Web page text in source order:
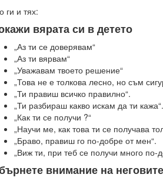
ги и тях:
вярата си в детето
„Аз ти се доверявам“
„Аз ти вярвам“
„Уважавам твоето решение“
„Това не е толкова лесно, но съм
„Ти правиш всичко правилно“.
„Ти разбираш какво искам да ти кажа“.
„Как ти се получи ?“
„Научи ме, как това ти се получава
„Браво, правиш го по-добре от мен“.
„Виж ти, при теб се получи много по-
внимание на